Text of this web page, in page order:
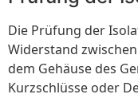
Die Prüfung der
Widerstand
dem Gehäuse des
Kurzschlüsse oder